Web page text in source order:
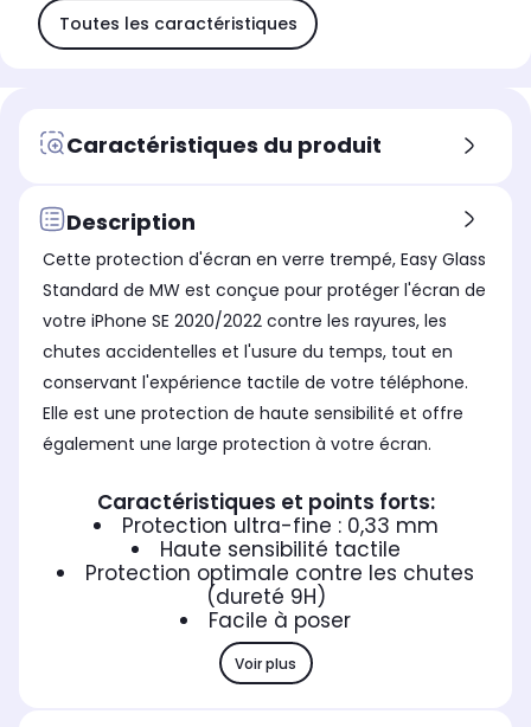
Toutes les caractéristiques
Caractéristiques du produit
Description
Cette protection d'écran en verre trempé, Easy Glass
Standard de MW est conçue pour protéger l'écran de
votre iPhone SE 2020/2022 contre les rayures, les
chutes accidentelles et l'usure du temps, tout en
conservant l'expérience tactile de votre téléphone.
Elle est une protection de haute sensibilité et offre
également une large protection à votre écran.
Caractéristiques et points forts:
Protection ultra-fine : 0,33 mm
Haute sensibilité tactile
Protection optimale contre les chutes
(dureté 9H)
Facile à poser
Voir plus